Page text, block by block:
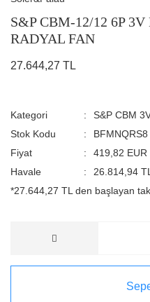
S&P CBM-12/12 6P
RADYAL FAN
27.644,27 TL
Kategori
S&P CBM
Stok Kodu
BFMNQRS8
Fiyat
419,82 EUR
Havale
26.814,94
*27.644,27 TL den başlayan